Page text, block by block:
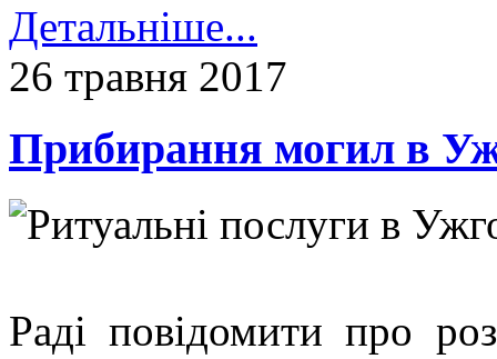
Детальніше...
26 травня 2017
Прибирання могил в
Раді повідомити про